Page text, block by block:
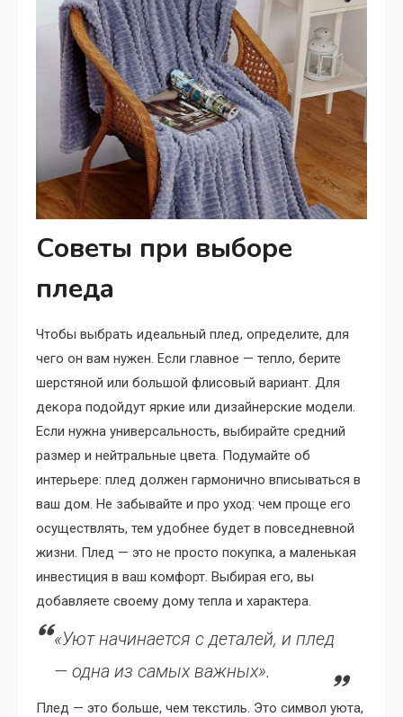
Советы при выборе
пледа
Чтобы выбрать идеальный плед, определите, для
чего он вам нужен. Если главное — тепло, берите
шерстяной или большой флисовый вариант. Для
декора подойдут яркие или дизайнерские модели.
Если нужна универсальность, выбирайте средний
размер и нейтральные цвета. Подумайте об
интерьере: плед должен гармонично вписываться в
ваш дом. Не забывайте и про уход: чем проще его
осуществлять, тем удобнее будет в повседневной
жизни. Плед — это не просто покупка, а маленькая
инвестиция в ваш комфорт. Выбирая его, вы
добавляете своему дому тепла и характера.
«Уют начинается с деталей, и плед
— одна из самых важных».
Плед — это больше, чем текстиль. Это символ уюта,